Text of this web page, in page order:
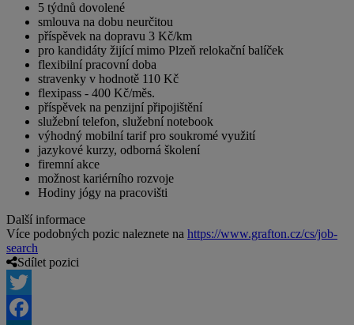
5 týdnů dovolené
smlouva na dobu neurčitou
příspěvek na dopravu 3 Kč/km
pro kandidáty žijící mimo Plzeň relokační balíček
flexibilní pracovní doba
stravenky v hodnotě 110 Kč
flexipass - 400 Kč/měs.
příspěvek na penzijní připojištění
služební telefon, služební notebook
výhodný mobilní tarif pro soukromé využití
jazykové kurzy, odborná školení
firemní akce
možnost kariérního rozvoje
Hodiny jógy na pracovišti
Další informace
Více podobných pozic naleznete na https://www.grafton.cz/cs/job-
search
Sdílet pozici
Twitter